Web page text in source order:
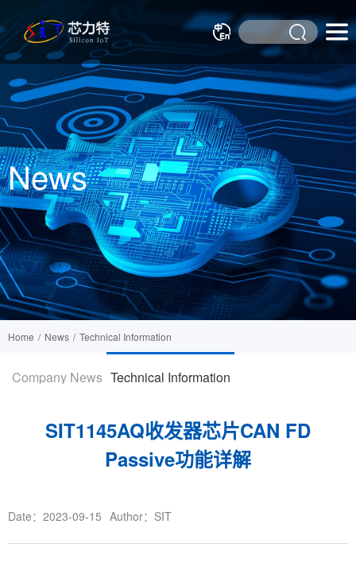
News
Company News Technical Information
Home / News / Technical Information
SIT1145AQ收发器芯片CAN FD
Passive功能详解
Date：2023-09-15 Author：SIT